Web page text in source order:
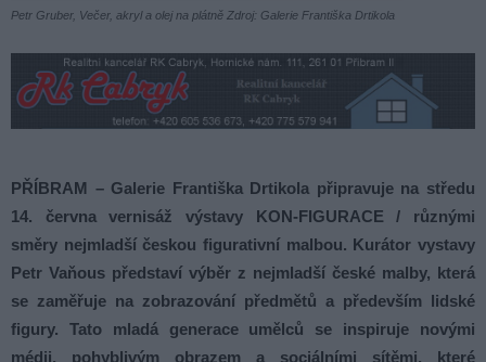
Petr Gruber, Večer, akryl a olej na plátně Zdroj: Galerie Františka Drtikola
PŘÍBRAM – Galerie Františka Drtikola připravuje na středu
14. června vernisáž výstavy
KON-FIGURACE / různými
směry nejmladší českou figurativní malbou. Kurátor vystavy
Petr Vaňous představí výběr z nejmladší české malby, která
se zaměřuje na zobrazování předmětů a především lidské
figury. Tato mladá generace umělců se inspiruje novými
médii, pohyblivým obrazem a sociálními sítěmi, které